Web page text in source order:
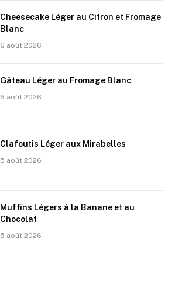
Cheesecake Léger au Citron et Fromage
Blanc
6 août 2026
Gâteau Léger au Fromage Blanc
6 août 2026
Clafoutis Léger aux Mirabelles
5 août 2026
Muffins Légers à la Banane et au
Chocolat
5 août 2026